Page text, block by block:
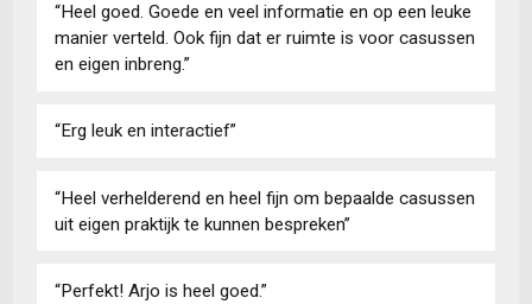
“Heel goed. Goede en veel informatie en op een leuke
manier verteld. Ook fijn dat er ruimte is voor casussen
en eigen inbreng.”
“Erg leuk en interactief”
“Heel verhelderend en heel fijn om bepaalde casussen
uit eigen praktijk te kunnen bespreken”
“Perfekt! Arjo is heel goed.”